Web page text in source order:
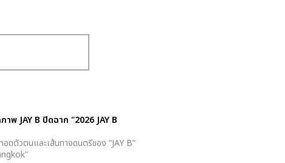
พ JAY B ปิดฉาก "2026 JAY B
ดตัวตนและเส้นทางดนตรีของ “JAY B”